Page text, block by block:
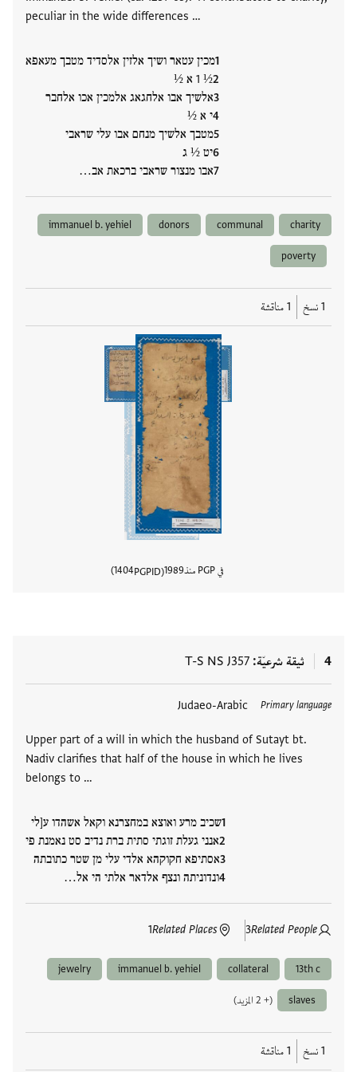
peculiar in the wide differences …
מכין עטאר ושיך אלזין אלסדיד מטבך מעאפא
½ 1 א ½
אלשיך אבו אלחגאג אלמכין אכו אלחבר
י א ½
מטבך אלשיך מנחם אבו עלי שראבי
יט ½ ג
אבו מנצור שראבי ברכאת אב…
charity
communal
donors
immanuel b. yehiel
poverty
1 نسخ 1 مناقشة
في PGP منذ 1989
PGPID
1404
4 ثيقة شرعيّة T-S NS J357
Primary language
Judaeo-Arabic
Upper part of a will in which the husband of Sutayt bt.
Nadiv clarifies that half of the house in which he lives
belongs to …
שכיב מרע ואוצא במחצרנא וקאל אשהדו ע[לי
אנני געלת זוגתי סתית ברת נדיב סט נאמנת פי
אסתיפא חקוקהא אלדי עלי מן שטר כתובתה
ונדוניתה ונצף אלדאר אלתי הי אל…
Related People
3
Related Places
1
العلامات
13th c
collateral
immanuel b. yehiel
jewelry
slaves (+ 2 المزيد)
1 نسخ 1 مناقشة